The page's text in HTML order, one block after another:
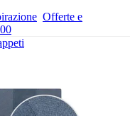
Offerte e